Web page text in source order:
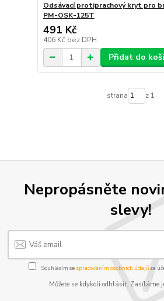
Odsávací protiprachový kryt pro
PM-OSK-125T
491 Kč
406 Kč bez DPH
Přidat do
strana z 1
Nepropásněte
slevy!
Souhlasím se zpracováním osobních údajůza
Můžete se kdykoli odhlásit. Zasíláme